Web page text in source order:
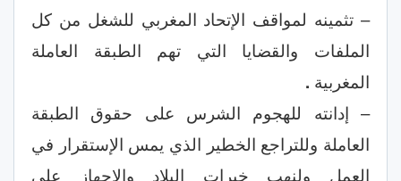
– تثمينه لمواقف الإتحاد المغربي للشغل من كل
الملفات والقضايا التي تهم الطبقة العاملة
المغربية .
– إدانته للهجوم الشرس على حقوق الطبقة
العاملة وللتراجع الخطير الذي يمس الإستقرار في
العمل ولنهب خيرات البلاد والإجهاز على